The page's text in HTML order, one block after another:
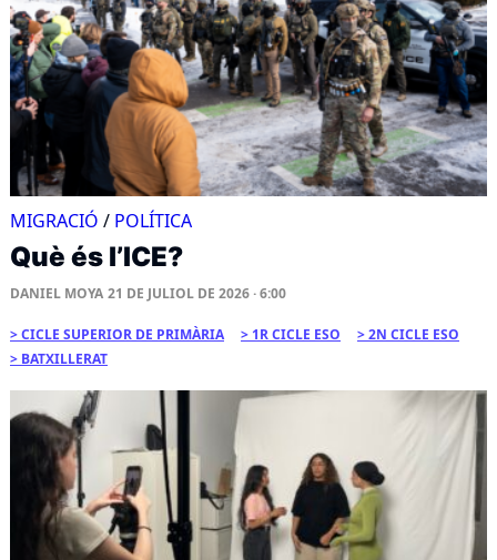
MIGRACIÓ / POLÍTICA
Què és l’ICE?
DANIEL MOYA 21 DE JULIOL DE 2026 · 6:00
CICLE SUPERIOR DE PRIMÀRIA 1R CICLE ESO
2N CICLE ESO
BATXILLERAT